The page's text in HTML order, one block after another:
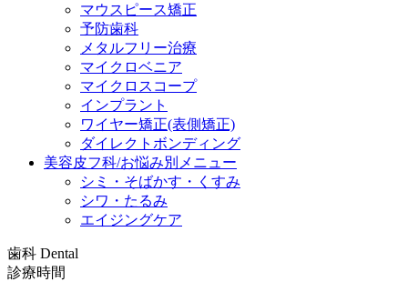
マウスピース矯正
予防歯科
メタルフリー治療
マイクロベニア
マイクロスコープ
インプラント
ワイヤー矯正(表側矯正)
ダイレクトボンディング
美容皮フ科/お悩み別メニュー
シミ・そばかす・くすみ
シワ・たるみ
エイジングケア
歯科 Dental
診療時間